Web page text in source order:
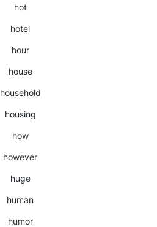
hot
hotel
hour
house
household
housing
how
however
huge
human
humor